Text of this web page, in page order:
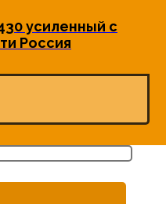
усиленный с
Россия